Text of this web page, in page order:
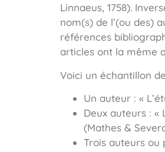
Linnaeus, 1758).
nom(s) de l’(ou des)
références
articles ont la même
Voici un échantillon
Un auteur : «
Deux auteurs :
(Mathes &
Trois auteurs ou